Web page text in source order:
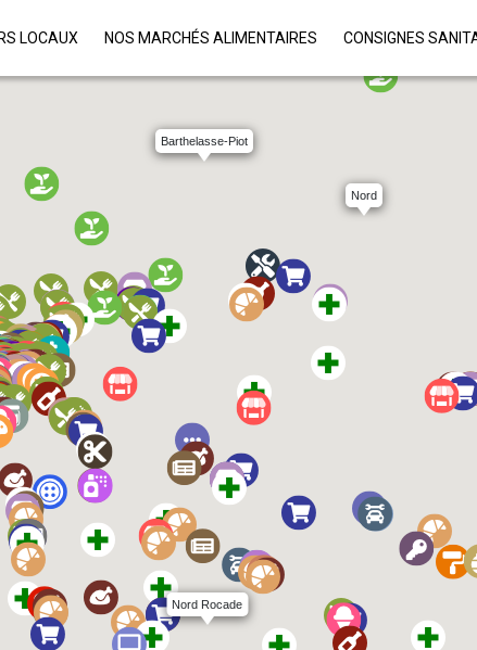
LOCAUX NOS MARCHÉS ALIMENTAIRES CONSIGNES
Barthelasse-Piot
Nord
Nord Rocade